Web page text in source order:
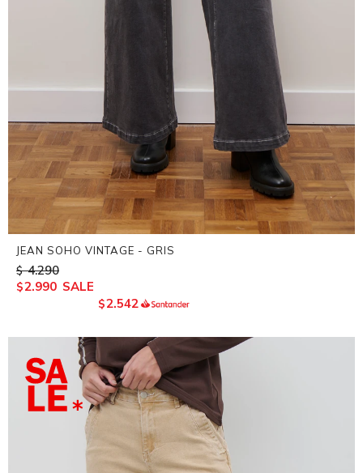
JEAN SOHO VINTAGE - GRIS
$ 4.290
$2.990
$2.542